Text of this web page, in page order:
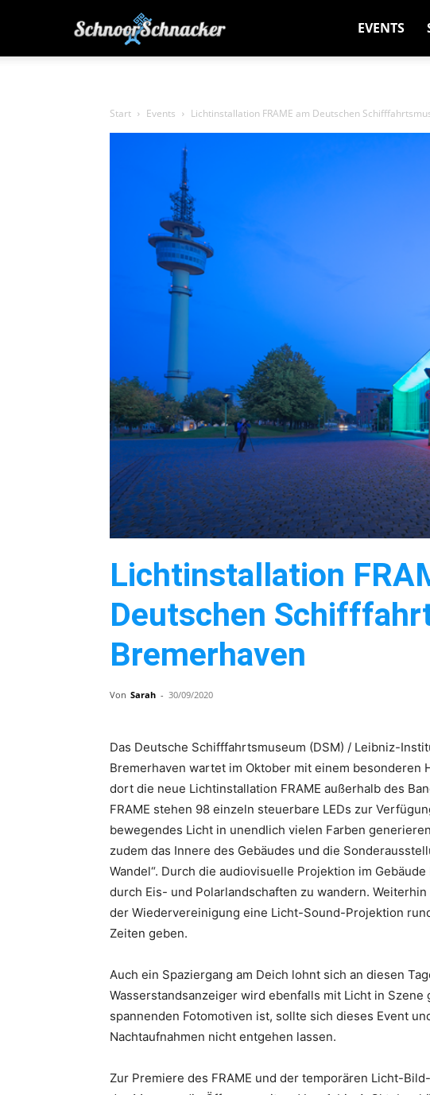
von
EVENTS
Start Events Lichtinstallation FRAME am Deutschen
Lichtinstallation
Deutschen
Bremerhaven
Von Sarah - 30/09/2020
Das Deutsche Schifffahrtsmuseum (DSM) / Leibniz-
Bremerhaven wartet im Oktober mit einem besonderen
dort die neue Lichtinstallation FRAME außerhalb des
FRAME stehen 98 einzeln steuerbare LEDs zur
bewegendes Licht in unendlich vielen Farben
zudem das Innere des Gebäudes und die
Wandel“. Durch die audiovisuelle Projektion im
durch Eis- und Polarlandschaften zu wandern.
der Wiedervereinigung eine Licht-Sound-Projektion
Zeiten geben.
Auch ein Spaziergang am Deich lohnt sich an diesen
Wasserstandsanzeiger wird ebenfalls mit Licht in Szene
spannenden Fotomotiven ist, sollte sich dieses Event
Nachtaufnahmen nicht entgehen lassen.
Zur Premiere des FRAME und der temporären Licht-